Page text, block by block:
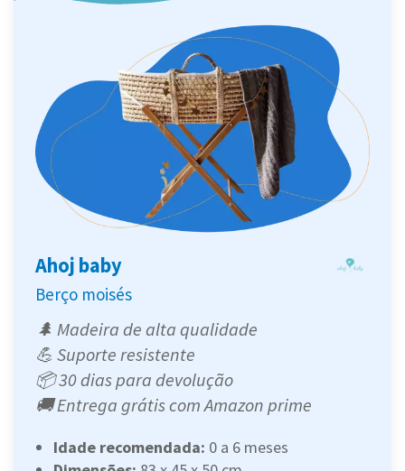
Ahoj baby
Berço moisés
🌲 Madeira de alta qualidade
💪 Suporte resistente
📦 30 dias para devolução
🚚 Entrega grátis com Amazon prime
Idade recomendada: 0 a 6 meses